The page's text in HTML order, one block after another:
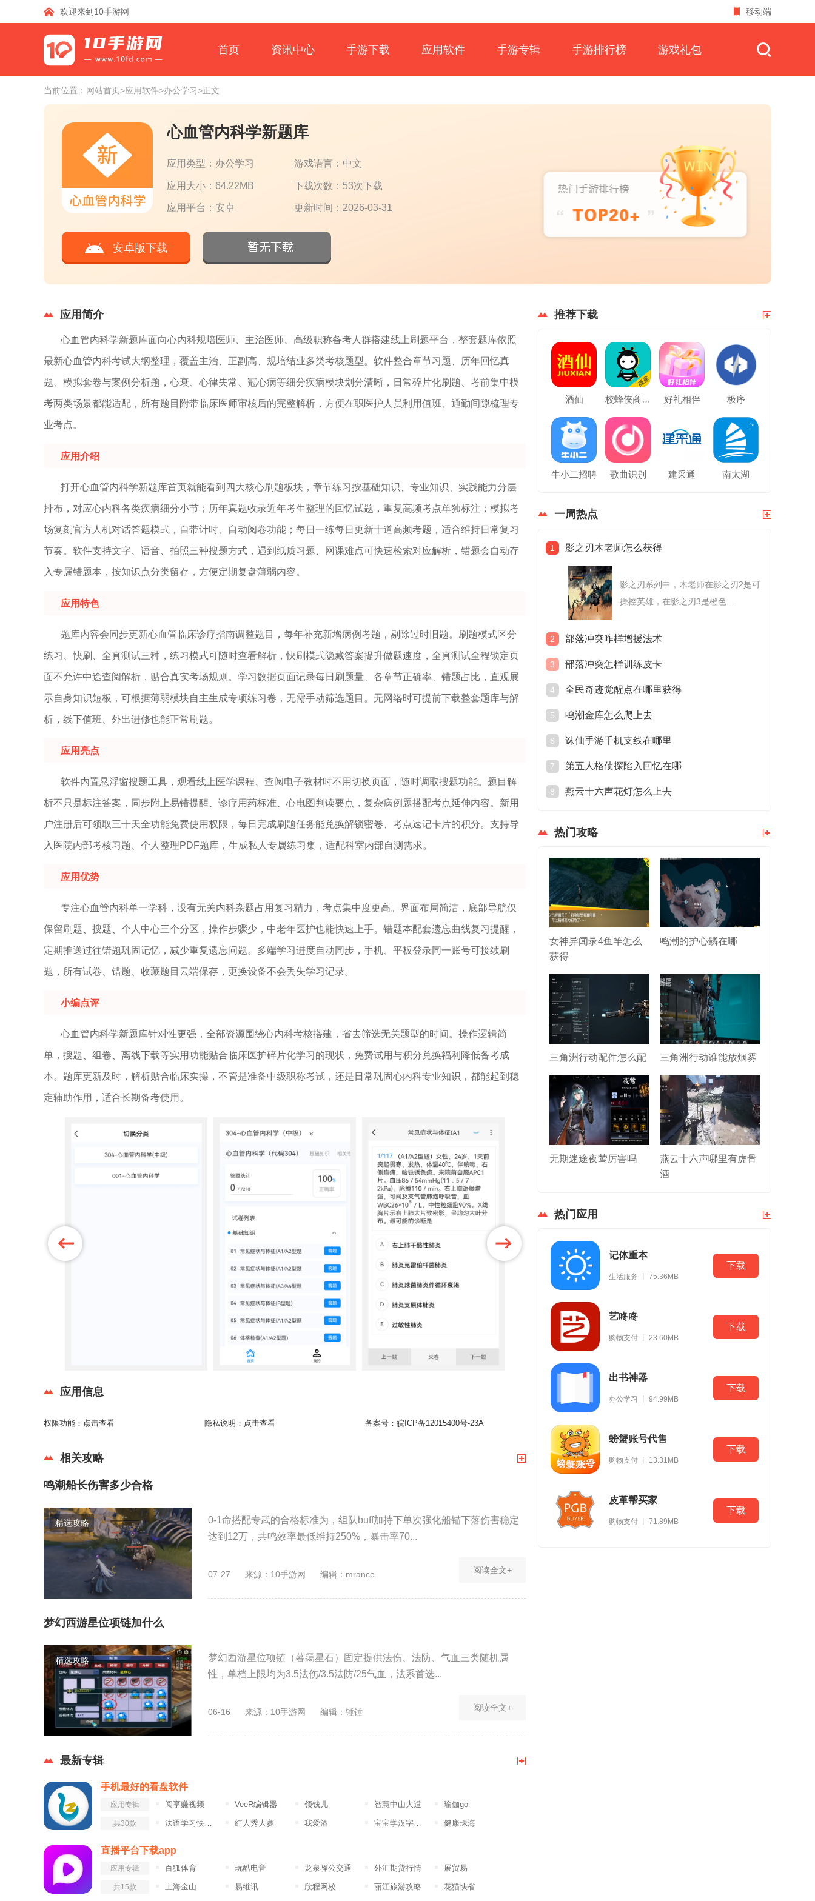
欢迎来到10手游网 移动端
首页 资讯中心 手游下载 应用软件 手游专辑 手游排行榜 游戏礼包
当前位置： 网站首页>应用软件>办公学习>正文
心血管内科学新题库
应用类型：办公学习 游戏语言：中文
应用大小：64.22MB 下载次数：53次下载
应用平台：安卓 更新时间：2026-03-31
安卓版下载
应用简介
心血管内科学新题库面向心内科规培医师、主治医师、高级职称备考人群搭建线上刷题平台，整套题库依照
最新心血管内科考试大纲整理，覆盖主治、正副高、规培结业多类考核题型。软件整合章节习题、历年回忆真
题、模拟套卷与案例分析题，心衰、心律失常、冠心病等细分疾病模块划分清晰，日常碎片化刷题、考前集中模
考两类场景都能适配，所有题目附带临床医师审核后的完整解析，方便在职医护人员利用值班、通勤间隙梳理专
业考点。
应用介绍
打开心血管内科学新题库首页就能看到四大核心刷题板块，章节练习按基础知识、专业知识、实践能力分层
排布，对应心内科各类疾病细分小节；历年真题收录近年考生整理的回忆试题，重复高频考点单独标注；模拟考
场复刻官方人机对话答题模式，自带计时、自动阅卷功能；每日一练每日更新十道高频考题，适合维持日常复习
节奏。软件支持文字、语音、拍照三种搜题方式，遇到纸质习题、网课难点可快速检索对应解析，错题会自动存
入专属错题本，按知识点分类留存，方便定期复盘薄弱内容。
应用特色
题库内容会同步更新心血管临床诊疗指南调整题目，每年补充新增病例考题，剔除过时旧题。刷题模式区分
练习、快刷、全真测试三种，练习模式可随时查看解析，快刷模式隐藏答案提升做题速度，全真测试全程锁定页
面不允许中途查阅解析，贴合真实考场规则。学习数据页面记录每日刷题量、各章节正确率、错题占比，直观展
示自身知识短板，可根据薄弱模块自主生成专项练习卷，无需手动筛选题目。无网络时可提前下载整套题库与解
析，线下值班、外出进修也能正常刷题。
应用亮点
软件内置悬浮窗搜题工具，观看线上医学课程、查阅电子教材时不用切换页面，随时调取搜题功能。题目解
析不只是标注答案，同步附上易错提醒、诊疗用药标准、心电图判读要点，复杂病例题搭配考点延伸内容。新用
户注册后可领取三十天全功能免费使用权限，每日完成刷题任务能兑换解锁密卷、考点速记卡片的积分。支持导
入医院内部考核习题、个人整理PDF题库，生成私人专属练习集，适配科室内部自测需求。
应用优势
专注心血管内科单一学科，没有无关内科杂题占用复习精力，考点集中度更高。界面布局简洁，底部导航仅
保留刷题、搜题、个人中心三个分区，操作步骤少，中老年医护也能快速上手。错题本配套遗忘曲线复习提醒，
定期推送过往错题巩固记忆，减少重复遗忘问题。多端学习进度自动同步，手机、平板登录同一账号可接续刷
题，所有试卷、错题、收藏题目云端保存，更换设备不会丢失学习记录。
小编点评
心血管内科学新题库针对性更强，全部资源围绕心内科考核搭建，省去筛选无关题型的时间。操作逻辑简
单，搜题、组卷、离线下载等实用功能贴合临床医护碎片化学习的现状，免费试用与积分兑换福利降低备考成
本。题库更新及时，解析贴合临床实操，不管是准备中级职称考试，还是日常巩固心内科专业知识，都能起到稳
定辅助作用，适合长期备考使用。
应用信息
权限功能： 点击查看 隐私说明： 点击查看 备案号： 皖ICP备12015400号-23A
相关攻略
鸣潮船长伤害多少合格
精选攻略
0‑1命搭配专武的合格标准为，组队buff加持下单次强化船锚下落伤害稳定
达到12万，共鸣效率最低维持250%，暴击率70...
07-27 来源：10手游网 编辑：mrance 阅读全文+
梦幻西游星位项链加什么
精选攻略
梦幻西游星位项链（暮霭星石）固定提供法伤、法防、气血三类随机属
性，单档上限均为3.5法伤/3.5法防/25气血，法系首选...
06-16 来源：10手游网 编辑：锤锤 阅读全文+
最新专辑
手机最好的看盘软件
应用专辑 阅享赚视频 VeeR编辑器 领钱儿 智慧中山大道 瑜伽go
共30款 法语学习快速入门 红人秀大赛 我爱酒 宝宝学汉字幼儿版 健康珠海
直播平台下载app
应用专辑 百狐体育 玩酷电音 龙泉驿公交通 外汇期货行情 展贸易
共15款 上海金山 易维讯 欣程网校 丽江旅游攻略 花猫快省
推荐下载
酒仙 校蜂侠商家版 好礼相伴 极序
牛小二招聘 歌曲识别 建采通 南太湖
一周热点
1 影之刃木老师怎么获得
影之刃系列中，木老师在影之刃2是可
操控英雄，在影之刃3是橙色...
2 部落冲突咋样增援法术
3 部落冲突怎样训练皮卡
4 全民奇迹觉醒点在哪里获得
5 鸣潮金库怎么爬上去
6 诛仙手游千机支线在哪里
7 第五人格侦探陷入回忆在哪
8 燕云十六声花灯怎么上去
热门攻略
女神异闻录4鱼竿怎么
获得
鸣潮的护心鳞在哪
三角洲行动配件怎么配 三角洲行动谁能放烟雾
无期迷途夜莺厉害吗
燕云十六声哪里有虎骨
酒
热门应用
记体重本
生活服务 丨 75.36MB
下载
艺咚咚
购物支付 丨 23.60MB
下载
出书神器
办公学习 丨 94.99MB
下载
螃蟹账号代售
购物支付 丨 13.31MB
下载
皮革帮买家
购物支付 丨 71.89MB
下载